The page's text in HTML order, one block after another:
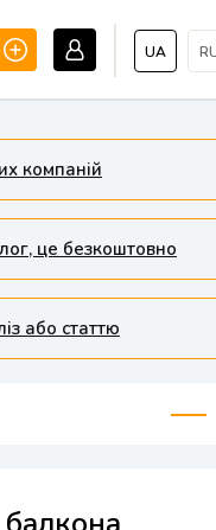
UA
компаній
це безкоштовно
або статтю